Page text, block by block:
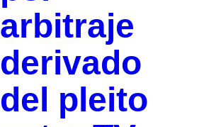
arbitraje
derivado
del pleito